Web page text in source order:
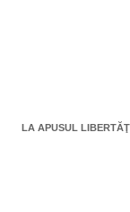
LA APUSUL